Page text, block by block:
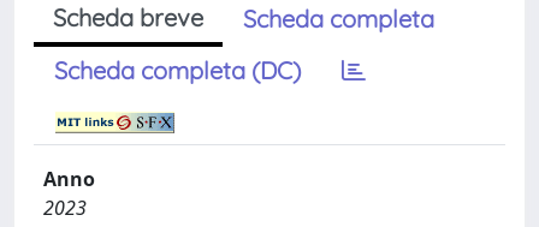
Scheda breve
Scheda completa
Scheda completa (DC)
Anno
2023